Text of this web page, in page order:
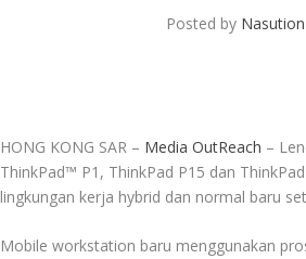
Posted by
HONG KONG SAR – Media OutReach –
ThinkPad™ P1, ThinkPad P15 dan
lingkungan kerja hybrid dan normal baru
Mobile workstation baru menggunakan